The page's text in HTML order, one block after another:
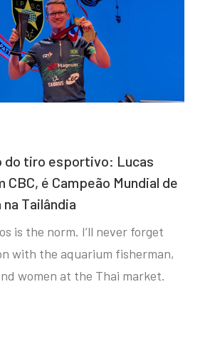
do tiro esportivo: Lucas
CBC, é Campeão Mundial de
Tailândia
is the norm. I’ll never forget
with the aquarium fisherman,
women at the Thai market.